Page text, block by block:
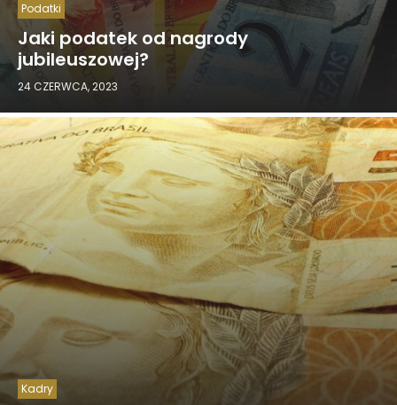
Podatki
Jaki podatek od nagrody
jubileuszowej?
24 CZERWCA, 2023
Kadry